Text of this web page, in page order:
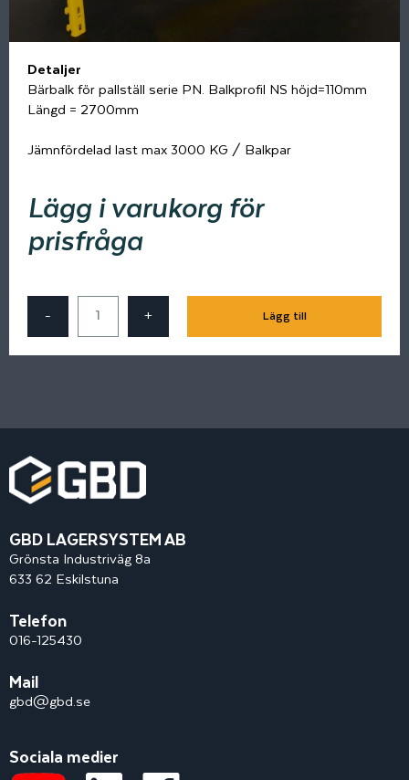
Detaljer
Bärbalk för pallställ serie PN. Balkprofil NS höjd=110mm
Längd = 2700mm
Jämnfördelad last max 3000 KG / Balkpar
Lägg i varukorg för
prisfråga
- + Lägg till
GBD LAGERSYSTEM AB
Grönsta Industriväg 8a
633 62 Eskilstuna
Telefon
016-125430
Mail
gbd@gbd.se
Sociala medier